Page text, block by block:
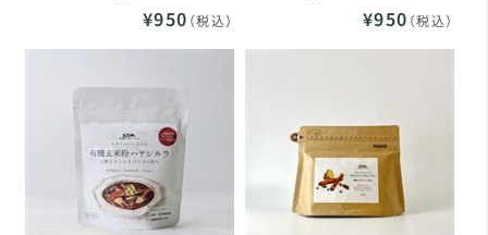
¥950 （税込） ¥950 （税込）